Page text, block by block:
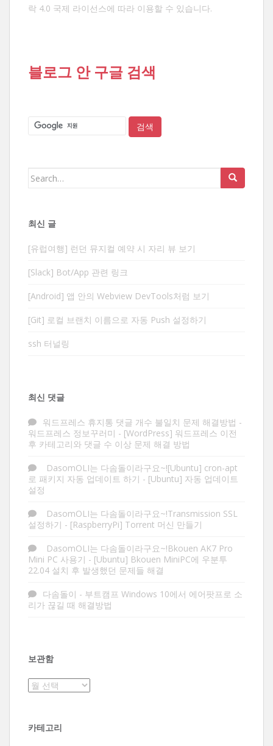
락 4.0 국제 라이선스에 따라 이용할 수 있습니다.
블로그 안 구글 검색
Search
최신 글
[유럽여행] 런던 뮤지컬 예약 시 자리 뷰 보기
[Slack] Bot/App 관련 링크
[Android] 앱 안의 Webview DevTools처럼 보기
[Git] 로컬 브랜치 이름으로 자동 Push 설정하기
ssh 터널링
최신 댓글
워드프레스 휴지통 댓글 개수 불일치 문제 해결방법 -
워드프레스 정보꾸러미 - [WordPress] 워드프레스 이전
후 카테고리와 댓글 수 이상 문제 해결 방법
DasomOLI는 다솜돌이라구요~![Ubuntu] cron-apt
로 패키지 자동 업데이트 하기 - [Ubuntu] 자동 업데이트
설정
DasomOLI는 다솜돌이라구요~!Transmission SSL
설정하기 - [RaspberryPi] Torrent 머신 만들기
DasomOLI는 다솜돌이라구요~!Bkouen AK7 Pro
Mini PC 사용기 - [Ubuntu] Bkouen MiniPC에 우분투
22.04 설치 후 발생했던 문제들 해결
다솜돌이 - 부트캠프 Windows 10에서 에어팟프로 소
리가 끊길 때 해결방법
보관함
보
카테고리